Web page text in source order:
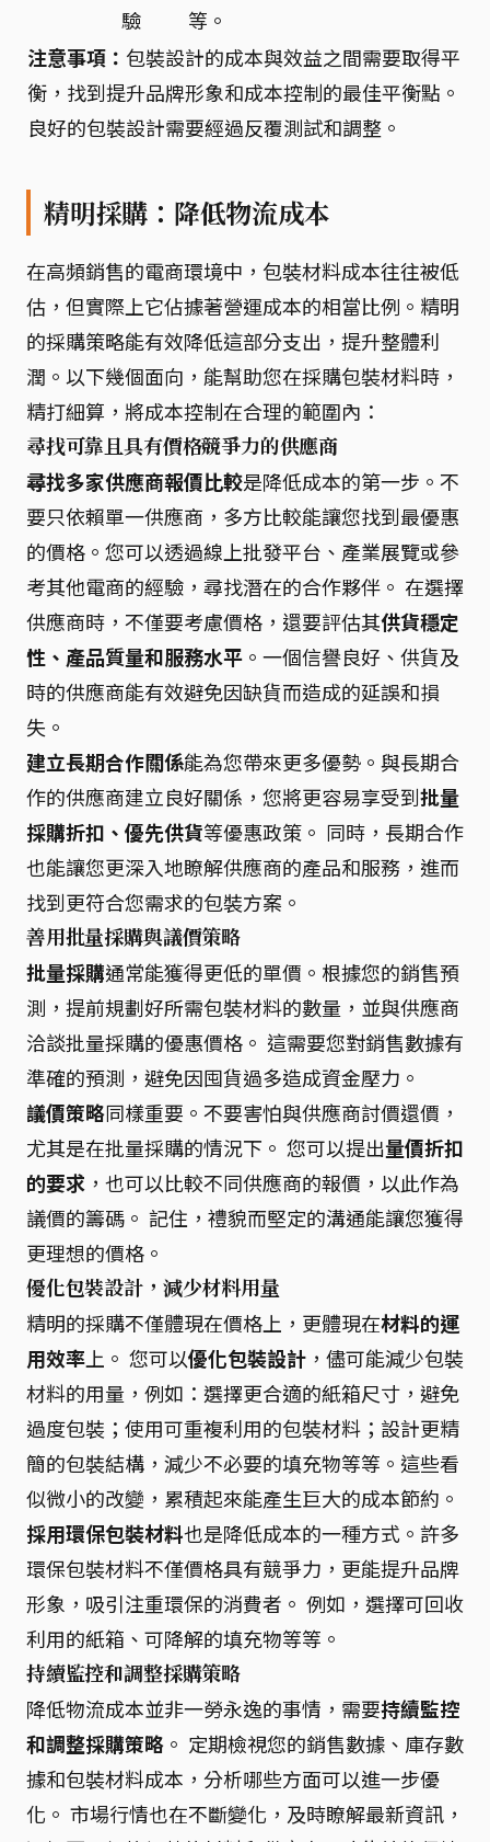
驗
等。
注意事項： 包裝設計的成本與效益之間需要取得平
衡，找到提升品牌形象和成本控制的最佳平衡點。
良好的包裝設計需要經過反覆測試和調整。
精明採購：降低物流成本
在高頻銷售的電商環境中，包裝材料成本往往被低
估，但實際上它佔據著營運成本的相當比例。精明
的採購策略能有效降低這部分支出，提升整體利
潤。以下幾個面向，能幫助您在採購包裝材料時，
精打細算，將成本控制在合理的範圍內：
尋找可靠且具有價格競爭力的供應商
尋找多家供應商報價比較是降低成本的第一步。不
要只依賴單一供應商，多方比較能讓您找到最優惠
的價格。您可以透過線上批發平台、產業展覽或參
考其他電商的經驗，尋找潛在的合作夥伴。 在選擇
供應商時，不僅要考慮價格，還要評估其供貨穩定
性、產品質量和服務水平 。一個信譽良好、供貨及
時的供應商能有效避免因缺貨而造成的延誤和損
失。
建立長期合作關係能為您帶來更多優勢。與長期合
作的供應商建立良好關係，您將更容易享受到批量
採購折扣、優先供貨等優惠政策。 同時，長期合作
也能讓您更深入地瞭解供應商的產品和服務，進而
找到更符合您需求的包裝方案。
善用批量採購與議價策略
批量採購通常能獲得更低的單價。根據您的銷售預
測，提前規劃好所需包裝材料的數量，並與供應商
洽談批量採購的優惠價格。 這需要您對銷售數據有
準確的預測，避免因囤貨過多造成資金壓力。
議價策略同樣重要。不要害怕與供應商討價還價，
尤其是在批量採購的情況下。 您可以提出量價折扣
的要求 ，也可以比較不同供應商的報價，以此作為
議價的籌碼。 記住，禮貌而堅定的溝通能讓您獲得
更理想的價格。
優化包裝設計，減少材料用量
精明的採購不僅體現在價格上，更體現在材料的運
用效率 上。 您可以優化包裝設計 ，儘可能減少包裝
材料的用量，例如：選擇更合適的紙箱尺寸，避免
過度包裝；使用可重複利用的包裝材料；設計更精
簡的包裝結構，減少不必要的填充物等等。這些看
似微小的改變，累積起來能產生巨大的成本節約。
採用環保包裝材料也是降低成本的一種方式。許多
環保包裝材料不僅價格具有競爭力，更能提升品牌
形象，吸引注重環保的消費者。 例如，選擇可回收
利用的紙箱、可降解的填充物等等。
持續監控和調整採購策略
降低物流成本並非一勞永逸的事情，需要持續監控
和調整採購策略 。 定期檢視您的銷售數據、庫存數
據和包裝材料成本，分析哪些方面可以進一步優
化。 市場行情也在不斷變化，及時瞭解最新資訊，